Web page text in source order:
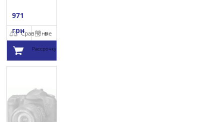
971
грнСравнение
В
Рассрочку
корзину